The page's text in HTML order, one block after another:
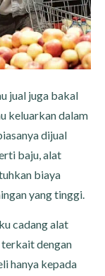
jual juga bakal
keluarkan dalam
dijual
baju, alat
biaya
yang tinggi.
cadang alat
dengan
hanya kepada